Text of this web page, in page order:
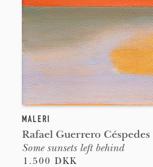
MALERI
Rafael Guerrero Céspedes
Some sunsets left behind
1.500 DKK